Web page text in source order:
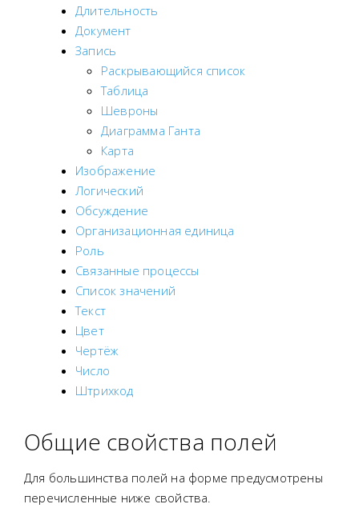
Длительность
Документ
Запись
Раскрывающийся список
Таблица
Шевроны
Диаграмма Ганта
Карта
Изображение
Логический
Обсуждение
Организационная единица
Роль
Связанные процессы
Список значений
Текст
Цвет
Чертёж
Число
Штрихкод
Общие свойства полей
Для большинства полей на форме предусмотрены
перечисленные ниже свойства.